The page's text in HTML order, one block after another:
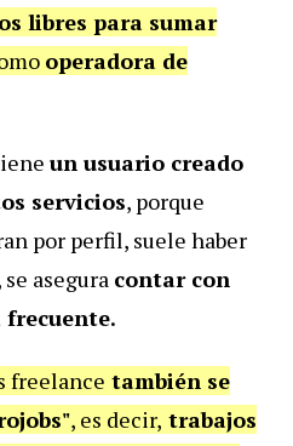
libres para sumar
operadora de
un usuario creado
servicios, porque
por perfil, suele haber
asegura contar con
frecuente.
freelance también se
, es decir, trabajos